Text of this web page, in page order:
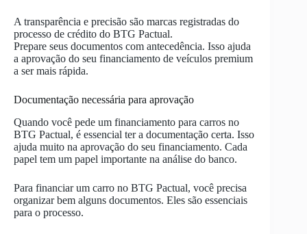
A transparência e precisão são marcas registradas do
processo de crédito do BTG Pactual.
Prepare seus documentos com antecedência. Isso ajuda
a aprovação do seu financiamento de veículos premium
a ser mais rápida.
Documentação necessária para aprovação
Quando você pede um financiamento para carros no
BTG Pactual, é essencial ter a documentação certa. Isso
ajuda muito na aprovação do seu financiamento. Cada
papel tem um papel importante na análise do banco.
Para financiar um carro no BTG Pactual, você precisa
organizar bem alguns documentos. Eles são essenciais
para o processo.